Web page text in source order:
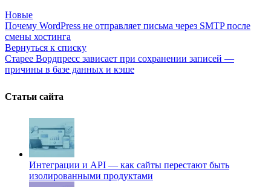
Новые
Почему WordPress не отправляет письма через SMTP после
смены хостинга
Вернуться к списку
Старее Вордпресс зависает при сохранении записей —
причины в базе данных и кэше
Статьи сайта
Интеграции и API — как сайты перестают быть
изолированными продуктами